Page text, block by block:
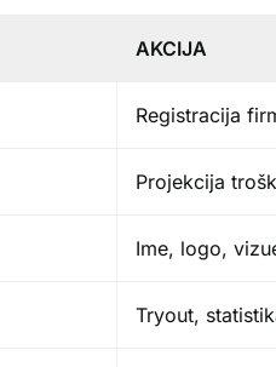
AKCIJA
Registracija
Projekcija
Ime, logo,
Tryout,